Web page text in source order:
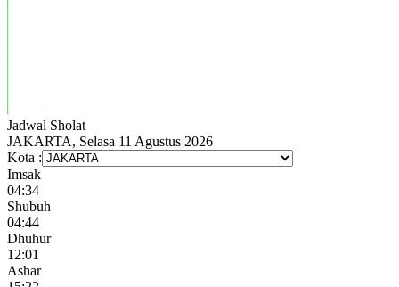
Jadwal Sholat
JAKARTA, Selasa 11 Agustus 2026
Kota :
Imsak
04:34
Shubuh
04:44
Dhuhur
12:01
Ashar